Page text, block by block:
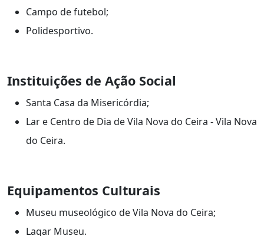
Campo de futebol;
Polidesportivo.
Instituições de Ação Social
Santa Casa da Misericórdia;
Lar e Centro de Dia de Vila Nova do Ceira - Vila Nova
do Ceira.
Equipamentos Culturais
Museu museológico de Vila Nova do Ceira;
Lagar Museu.